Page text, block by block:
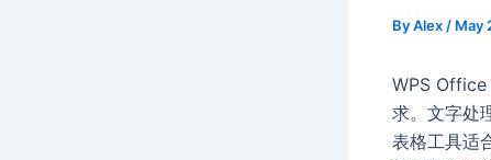
ByAlex / May
WPS Office
求。文字处
表格工具适